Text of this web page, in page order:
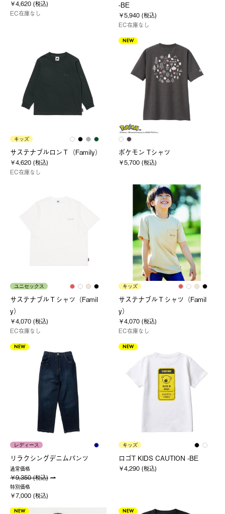
￥4,620 (税込)
EC在庫なし
-BE
￥5,940 (税込)
EC在庫なし
キッズ
サステナブルロンＴ（Family）
￥4,620 (税込)
EC在庫なし
NEW
ポケモン Tシャツ
￥5,700 (税込)
ユニセックス
サステナブルＴシャツ（Famil
y）
￥4,070 (税込)
EC在庫なし
キッズ
サステナブルＴシャツ（Famil
y）
￥4,070 (税込)
EC在庫なし
NEW
レディース
リラクシングデニムパンツ
通常価格
￥9,350 (税込)
特別価格
￥7,000 (税込)
NEW
キッズ
ロゴT KIDS CAUTION -BE
￥4,290 (税込)
NEW NEW